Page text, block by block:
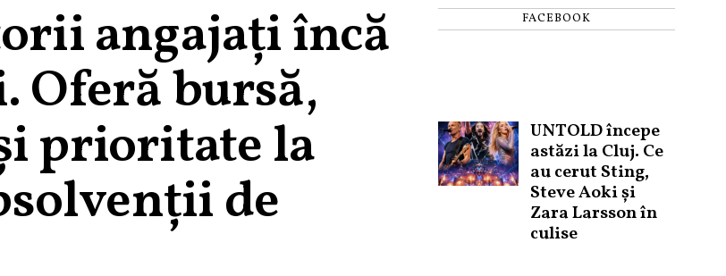
angajați încă
Oferă bursă,
prioritate la
de
FACEBOOK
UNTOLD începe
astăzi la Cluj. Ce
au cerut Sting,
Steve Aoki și
Zara Larsson în
culise